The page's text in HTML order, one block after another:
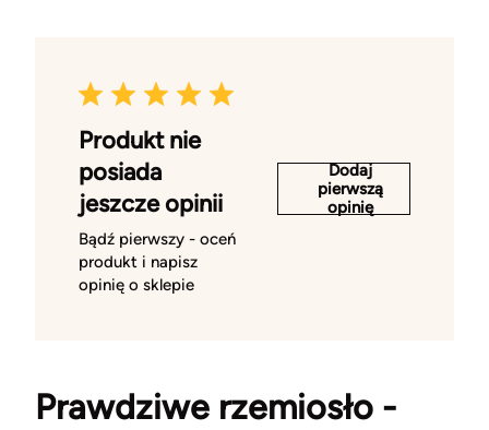
Produkt nie
posiada
jeszcze opinii
Bądź pierwszy - oceń
produkt i napisz
opinię o sklepie
Dodaj
pierwszą
opinię
Prawdziwe rzemiosło -